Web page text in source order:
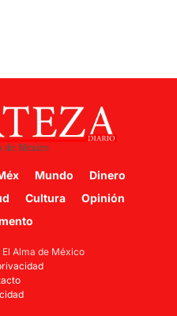
Mundo
Dinero
Cultura
Opinión
Alma de México